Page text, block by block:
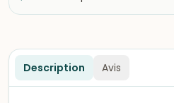
Description Avis